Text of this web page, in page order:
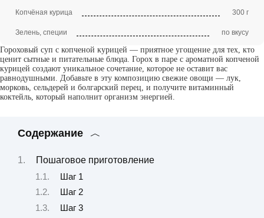
Копчёная курица 300 г
Зелень, специи по вкусу
Гороховый суп с копченой курицей — приятное угощение для тех, кто
ценит сытные и питательные блюда. Горох в паре с ароматной копченой
курицей создают уникальное сочетание, которое не оставит вас
равнодушными. Добавьте в эту композицию свежие овощи — лук,
морковь, сельдерей и болгарский перец, и получите витаминный
коктейль, который наполнит организм энергией.
Содержание
Пошаговое приготовление
Шаг 1
Шаг 2
Шаг 3